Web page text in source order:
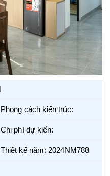
Phong cách kiến trúc:
Chi phí dự kiến:
Thiết kế năm: 2024NM788